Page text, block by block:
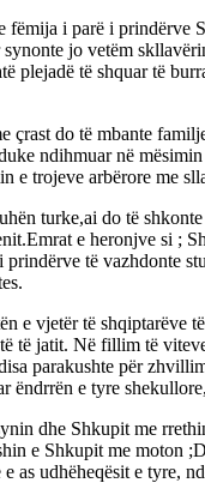
i parë i prindërve
jo vetëm
plejadë të shquar të
do të mbante
ndihmuar në
trojeve arbërore me
turke,ai do të
e heronjve si
të vazhdonte
e vjetër të
të jatit. Në fillim të
parakushte për
ëndrrën e tyre
dhe Shkupit me
e Shkupit me
as udhëheqësit e tyre,